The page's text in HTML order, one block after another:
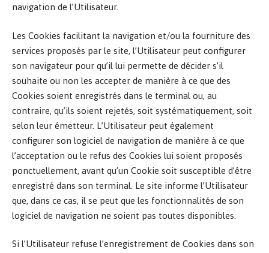
navigation de l’Utilisateur.
Les Cookies facilitant la navigation et/ou la fourniture des
services proposés par le site, l’Utilisateur peut configurer
son navigateur pour qu’il lui permette de décider s’il
souhaite ou non les accepter de manière à ce que des
Cookies soient enregistrés dans le terminal ou, au
contraire, qu’ils soient rejetés, soit systématiquement, soit
selon leur émetteur. L’Utilisateur peut également
configurer son logiciel de navigation de manière à ce que
l’acceptation ou le refus des Cookies lui soient proposés
ponctuellement, avant qu’un Cookie soit susceptible d’être
enregistré dans son terminal. Le site informe l’Utilisateur
que, dans ce cas, il se peut que les fonctionnalités de son
logiciel de navigation ne soient pas toutes disponibles.
Si l’Utilisateur refuse l’enregistrement de Cookies dans son